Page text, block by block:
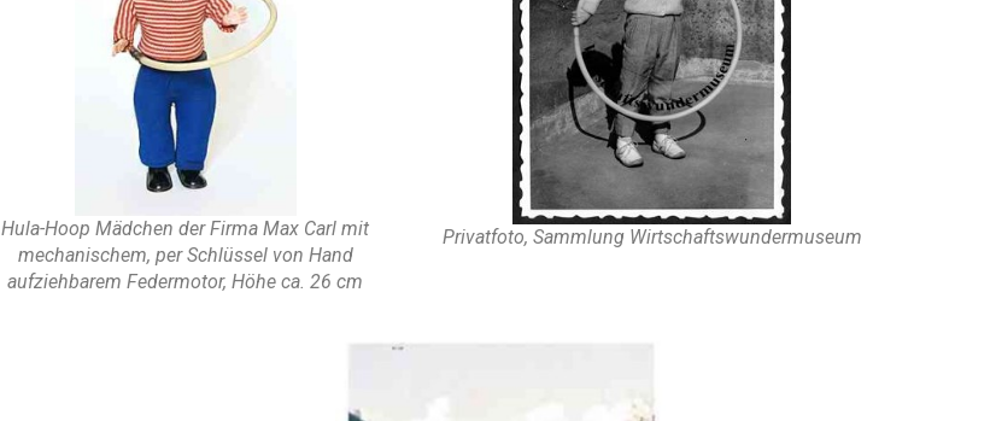
Hula-Hoop Mädchen der Firma Max Carl mit
mechanischem, per Schlüssel von Hand
aufziehbarem Federmotor, Höhe ca. 26 cm
Privatfoto, Sammlung Wirtschaftswundermuseum